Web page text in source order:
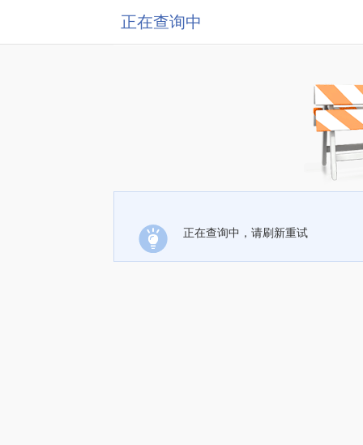
正在查询中
正在查询中，请刷新重试